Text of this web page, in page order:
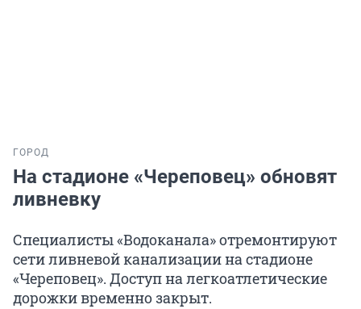
ГОРОД
На стадионе «Череповец» обновят
ливневку
Специалисты «Водоканала» отремонтируют
сети ливневой канализации на стадионе
«Череповец». Доступ на легкоатлетические
дорожки временно закрыт.